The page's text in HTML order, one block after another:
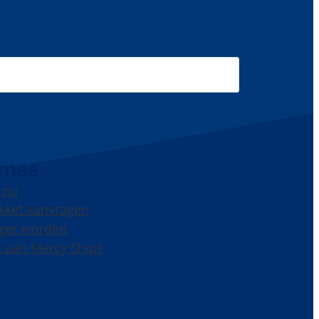
aanvragen
worden
aan Mercy Ships